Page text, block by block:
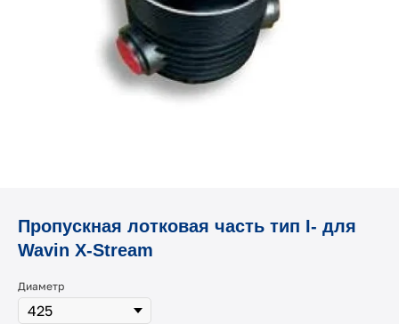
Пропускная лотковая часть тип I- для
Wavin X-Stream
Диаметр